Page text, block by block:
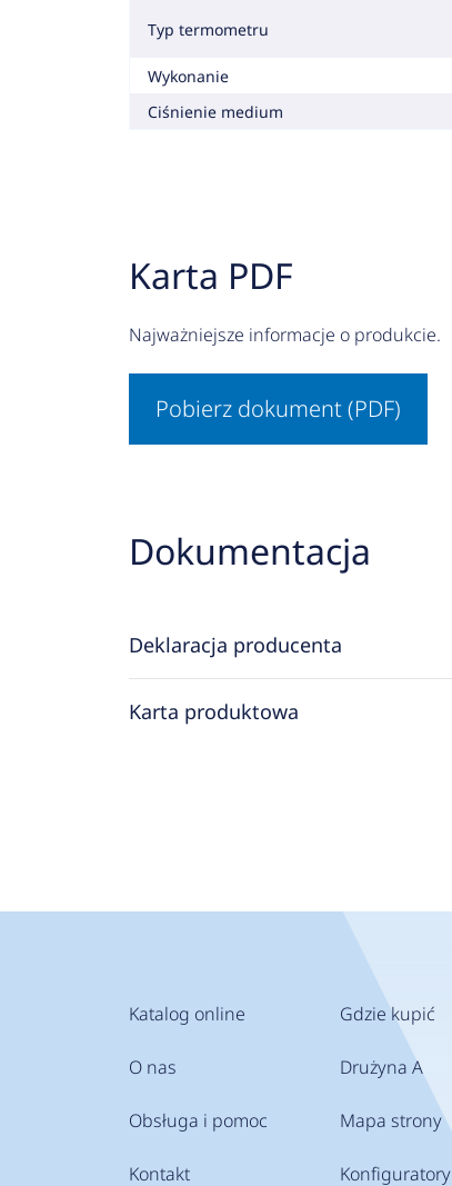
Typ termometru
Wykonanie
Ciśnienie medium
Karta PDF
Najważniejsze informacje o produkcie.
Pobierz dokument (PDF)
Dokumentacja
Deklaracja producenta
Karta produktowa
Katalog online
O nas
Obsługa i pomoc
Kontakt
Gdzie kupić
Drużyna A
Mapa strony
Konfiguratory